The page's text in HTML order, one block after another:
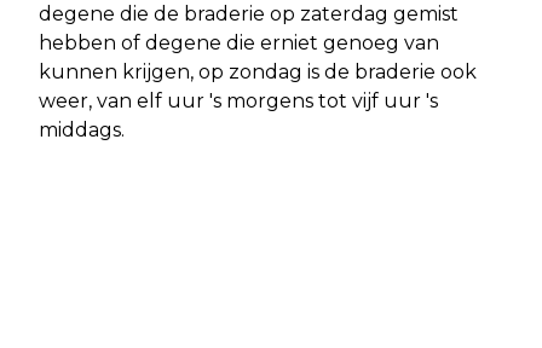
degene die de braderie op zaterdag gemist
hebben of degene die erniet genoeg van
kunnen krijgen, op zondag is de braderie ook
weer, van elf uur 's morgens tot vijf uur 's
middags.